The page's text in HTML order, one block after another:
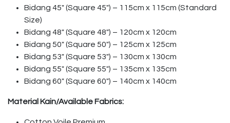
Bidang 45″ (Square 45″) – 115cm x 115cm (Standard
Size)
Bidang 48″ (Square 48″) – 120cm x 120cm
Bidang 50″ (Square 50″) – 125cm x 125cm
Bidang 53″ (Square 53″) – 130cm x 130cm
Bidang 55″ (Square 55″) – 135cm x 135cm
Bidang 60″ (Square 60″) – 140cm x 140cm
Material Kain/Available Fabrics: